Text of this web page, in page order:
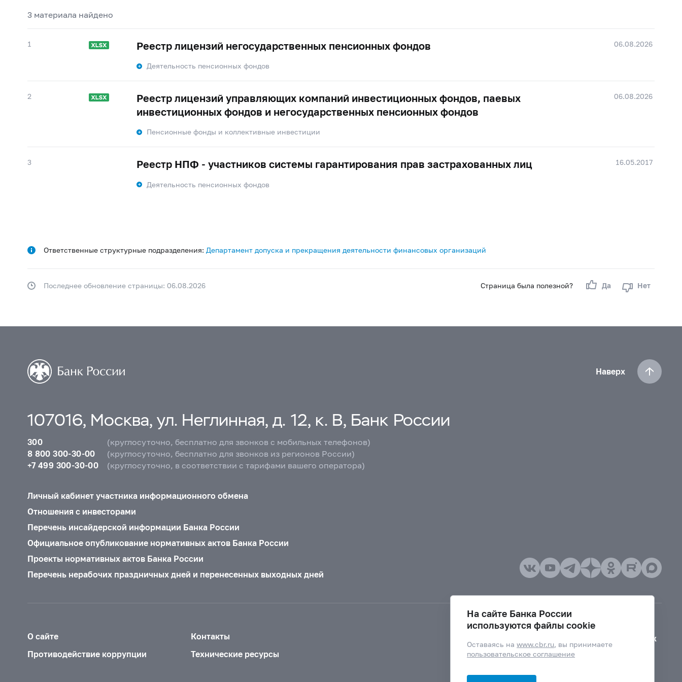
3 материалa найдено
1 06.08.2026
Реестр лицензий негосударственных пенсионных фондов
Деятельность пенсионных фондов
2 06.08.2026
Реестр лицензий управляющих компаний инвестиционных фондов, паевых
инвестиционных фондов и негосударственных пенсионных фондов
Пенсионные фонды и коллективные инвестиции
3 16.05.2017
Реестр НПФ - участников системы гарантирования прав застрахованных лиц
Деятельность пенсионных фондов
Ответственные структурные подразделения: Департамент допуска и прекращения деятельности финансовых организаций
Страница была полезной? Да Нет
Последнее обновление страницы: 06.08.2026
Наверх
107016, Москва, ул. Неглинная, д. 12, к. В, Банк России
300
(круглосуточно, бесплатно для звонков с мобильных телефонов)
8 800 300-30-00
(круглосуточно, бесплатно для звонков из регионов России)
+7 499 300-30-00
(круглосуточно, в соответствии с тарифами вашего оператора)
Личный кабинет участника информационного обмена
Отношения с инвесторами
Перечень инсайдерской информации Банка России
Официальное опубликование нормативных актов Банка России
Проекты нормативных актов Банка России
Перечень нерабочих праздничных дней и перенесенных выходных дней
О сайте
Контакты
Противодействие коррупции
Технические ресурсы
Версия для слабовидящих
На сайте Банка России
используются файлы cookie
Оставаясь наwww.cbr.ru, вы принимаете
пользовательское соглашение